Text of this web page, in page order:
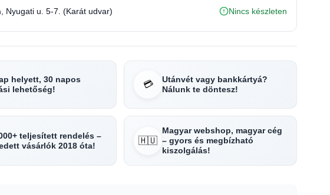
, Nyugati u. 5-7. (Karát udvar) Nincs készleten
helyett, 30 napos
lehetőség!
💳
Utánvét vagy bankkártyá?
Nálunk te döntesz!
teljesített rendelés –
vásárlók 2018 óta!
🇭🇺
Magyar webshop, magyar cég
– gyors és megbízható
kiszolgálás!